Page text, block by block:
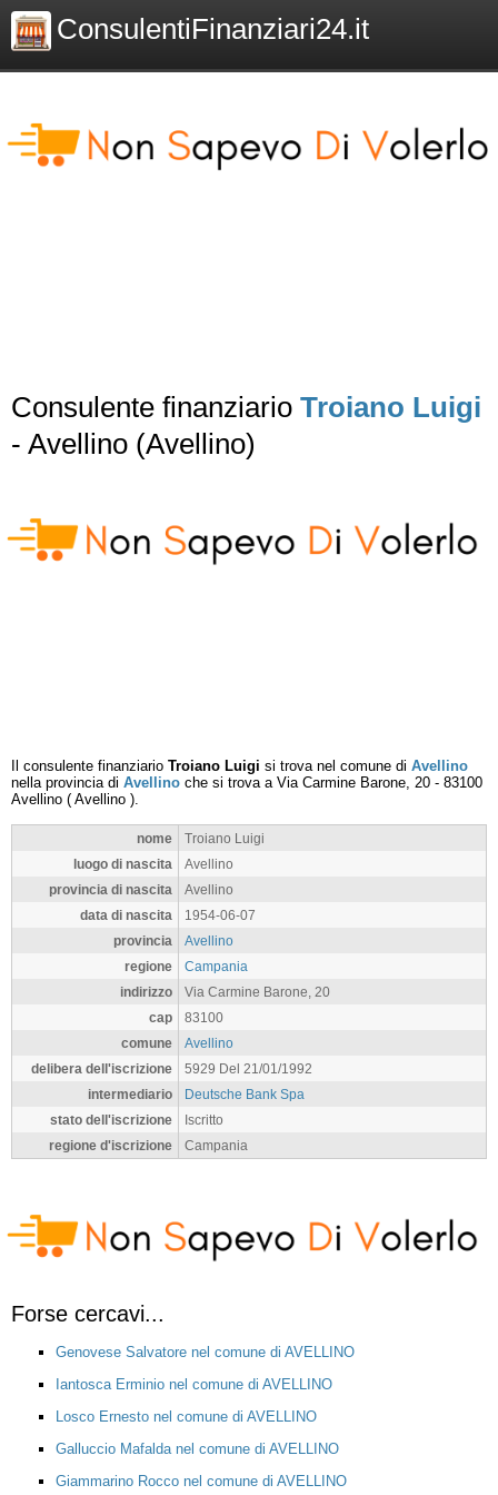
ConsulentiFinanziari24.it
Consulente finanziario Troiano Luigi
- Avellino (Avellino)
Il consulente finanziario Troiano Luigi si trova nel comune di Avellino
nella provincia di Avellino che si trova a Via Carmine Barone, 20 - 83100
Avellino ( Avellino ).
nome
Troiano Luigi
luogo di nascita
Avellino
provincia di nascita
Avellino
data di nascita
1954-06-07
provincia
Avellino
regione
Campania
indirizzo
Via Carmine Barone, 20
cap
83100
comune
Avellino
delibera dell'iscrizione
5929 Del 21/01/1992
intermediario
Deutsche Bank Spa
stato dell'iscrizione
Iscritto
regione d'iscrizione
Campania
Forse cercavi...
Genovese Salvatore nel comune di AVELLINO
Iantosca Erminio nel comune di AVELLINO
Losco Ernesto nel comune di AVELLINO
Galluccio Mafalda nel comune di AVELLINO
Giammarino Rocco nel comune di AVELLINO